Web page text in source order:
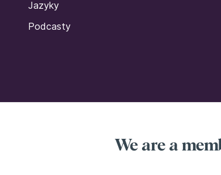
Jazyky
Podcasty
We are a